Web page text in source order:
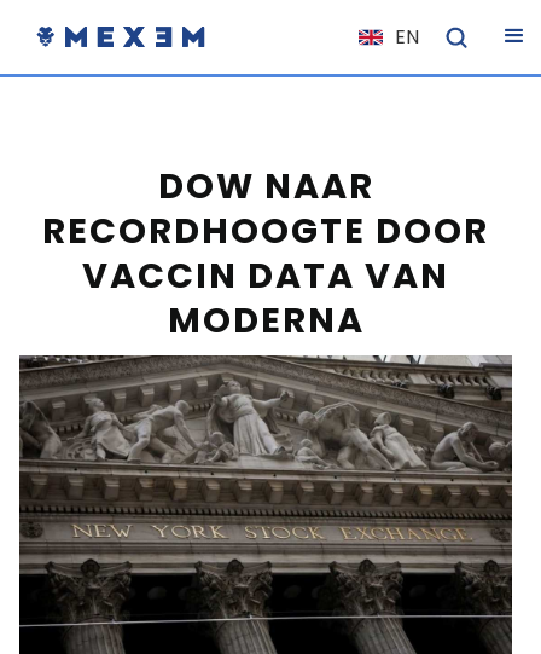
EN
NL
DE
EL
HU
NO
RO
CS
SK
DOW NAAR
RECORDHOOGTE DOOR
VACCIN DATA VAN
MODERNA